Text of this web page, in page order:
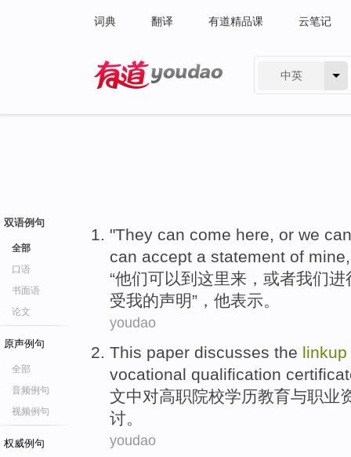
词典 翻译 有道精品课 云笔记
中英
双语例句
全部
口语
书面语
论文
原声例句
全部
音频例句
视频例句
权威例句
"They can come here, or we can
can accept a statement of mine
“他们可以到 这里来， 或者我们进
受我的声明”， 他表示。
youdao
This paper discusses the linkup
vocational qualification
文中对高职院校学历教育与职业
讨。
youdao